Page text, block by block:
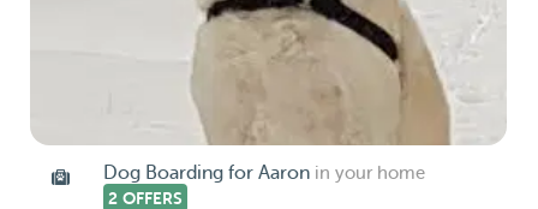
Dog Boarding for Aaron in your home
2 OFFERS